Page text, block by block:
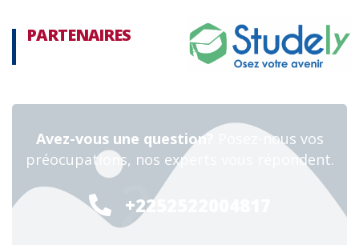
PARTENAIRES
Avez-vous une question?
Posez-nous vos
préocupations, nos experts vous répondent.
+2252522004817
24/7